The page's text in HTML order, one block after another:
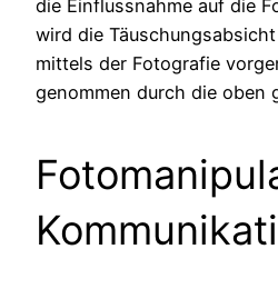
die Einflussnahme auf die
wird die
mittels der Fotografie
genommen durch die oben